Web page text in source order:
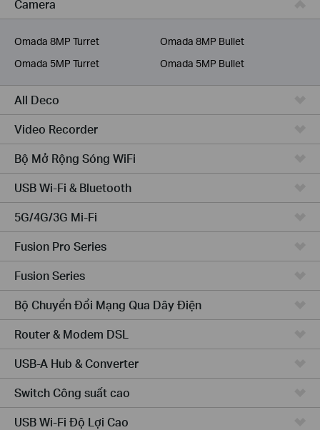
Dịch Vụ Viễn Thông
Camera
Omada 8MP Turret
Omada 8MP Bullet
Omada 5MP Turret
Omada 5MP Bullet
All Deco
Video Recorder
Bộ Mở Rộng Sóng WiFi
USB Wi-Fi & Bluetooth
5G/4G/3G Mi-Fi
Fusion Pro Series
Fusion Series
Bộ Chuyển Đổi Mạng Qua Dây Điện
Router & Modem DSL
USB-A Hub & Converter
Switch Công suất cao
USB Wi-Fi Độ Lợi Cao